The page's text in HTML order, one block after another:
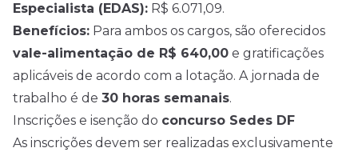
Especialista (EDAS): R$ 6.071,09.
Benefícios: Para ambos os cargos, são oferecidos
vale-alimentação de R$ 640,00 e gratificações
aplicáveis de acordo com a lotação. A jornada de
trabalho é de 30 horas semanais.
Inscrições e isenção do concurso Sedes DF
As inscrições devem ser realizadas exclusivamente